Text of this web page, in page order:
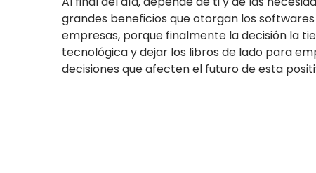
grandes beneficios que otorgan los
empresas, porque finalmente la decisión la
tecnológica y dejar los libros de lado para
decisiones que afecten el futuro de esta